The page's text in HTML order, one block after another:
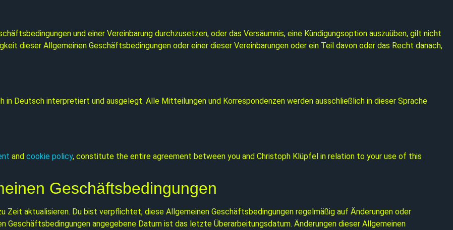
und einer Vereinbarung durchzusetzen, oder das Versäumnis, eine Kündigungsoption auszuüben, gilt nicht
dieser Allgemeinen Geschäftsbedingungen oder einer dieser Vereinbarungen oder ein Teil davon oder das Recht danach,
in Deutsch interpretiert und ausgelegt. Alle Mitteilungen und Korrespondenzen werden ausschließlich in dieser Sprache
and cookie policy, constitute the entire agreement between you and Christoph Klüpfel in relation to your use of this
Geschäftsbedingungen
Zeit aktualisieren. Du bist verpflichtet, diese Allgemeinen Geschäftsbedingungen regelmäßig auf Änderungen oder
Geschäftsbedingungen angegebene Datum ist das letzte Überarbeitungsdatum. Änderungen dieser Allgemeinen